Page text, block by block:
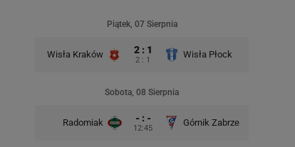
Piątek, 07 Sierpnia
Wisła Kraków 2 : 1
2 : 1
Wisła Płock
Sobota, 08 Sierpnia
Radomiak - : -
12:45
Górnik Zabrze